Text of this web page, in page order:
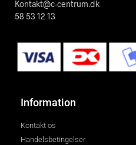
Kontakt@c-centrum.dk
58 53 12 13
Information
Kontakt os
Handelsbetingelser